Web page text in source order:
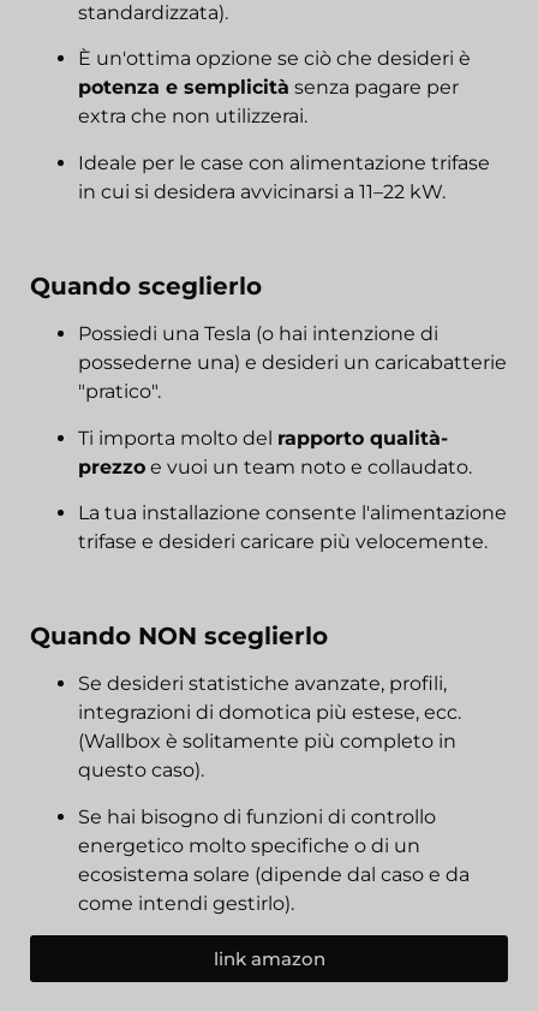
standardizzata).
È un'ottima opzione se ciò che desideri è
potenza e semplicità senza pagare per
extra che non utilizzerai.
Ideale per le case con alimentazione trifase
in cui si desidera avvicinarsi a 11–22 kW.
Quando sceglierlo
Possiedi una Tesla (o hai intenzione di
possederne una) e desideri un caricabatterie
"pratico".
Ti importa molto del rapporto qualità-
prezzo e vuoi un team noto e collaudato.
La tua installazione consente l'alimentazione
trifase e desideri caricare più velocemente.
Quando NON sceglierlo
Se desideri statistiche avanzate, profili,
integrazioni di domotica più estese, ecc.
(Wallbox è solitamente più completo in
questo caso).
Se hai bisogno di funzioni di controllo
energetico molto specifiche o di un
ecosistema solare (dipende dal caso e da
come intendi gestirlo).
link amazon